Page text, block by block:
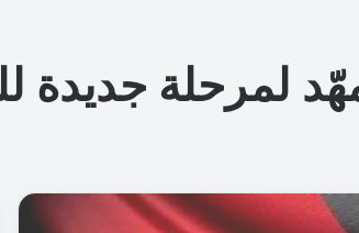
لمرحلة جديدة